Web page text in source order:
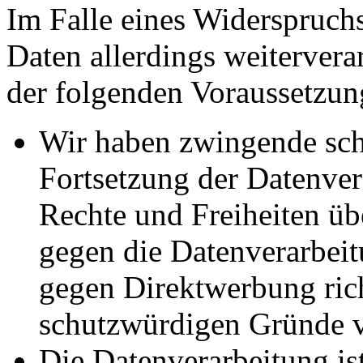
Im Falle eines
Daten allerdings
der folgenden
Wir haben zwingende
Fortsetzung der
Rechte und Freiheiten
gegen die
gegen Direktwerbung
schutzwürdigen Gründe